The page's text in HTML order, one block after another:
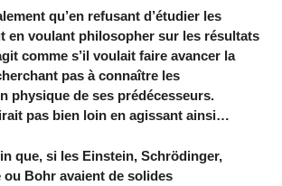
qu’en refusant d’étudier les
en voulant philosopher sur les résultats
comme s’il voulait faire avancer la
pas à connaître les
physique de ses prédécesseurs.
pas bien loin en agissant ainsi…
que, si les Einstein, Schrödinger,
ou Bohr avaient de solides